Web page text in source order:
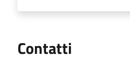
Contatti